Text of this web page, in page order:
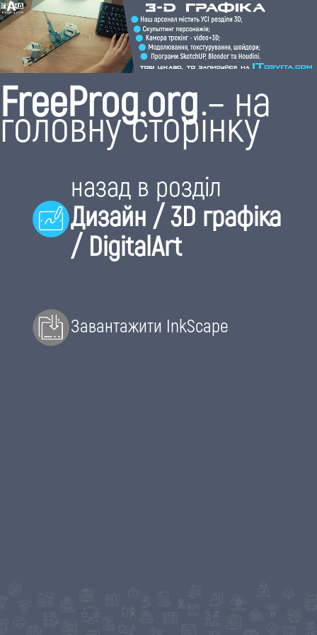
FreeProg.org– на
головну сторінку
назад в розділ
Дизайн / 3D графіка
/ DigitalArt
Завантажити InkScape